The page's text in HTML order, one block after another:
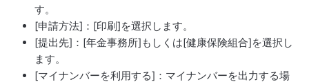
す。
[申請方法]：[印刷]を選択します。
[提出先]：[年金事務所]もしくは[健康保険組合]を選択し
ます。
[マイナンバーを利用する]：マイナンバーを出力する場